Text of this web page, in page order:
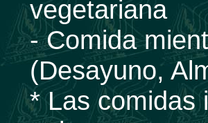
vegetariana
- Comida
(Desayuno,
* Las comidas